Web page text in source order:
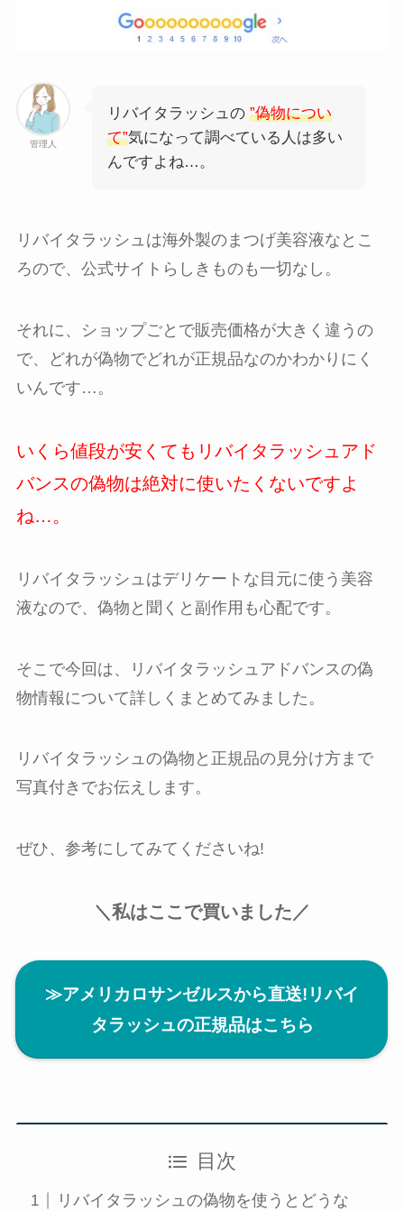
管理人
リバイタラッシュの ”偽物につい
て”気になって調べている人は多い
んですよね…。
リバイタラッシュは海外製のまつげ美容液なとこ
ろので、公式サイトらしきものも一切なし。
それに、ショップごとで販売価格が大きく違うの
で、どれが偽物でどれが正規品なのかわかりにく
いんです…。
いくら値段が安くてもリバイタラッシュアド
バンスの偽物は絶対に使いたくないですよ
ね…。
リバイタラッシュはデリケートな目元に使う美容
液なので、偽物と聞くと副作用も心配です。
そこで今回は、リバイタラッシュアドバンスの偽
物情報について詳しくまとめてみました。
リバイタラッシュの偽物と正規品の見分け方まで
写真付きでお伝えします。
ぜひ、参考にしてみてくださいね!
＼私はここで買いました／
≫アメリカロサンゼルスから直送!リバイ
タラッシュの正規品はこちら
目次
リバイタラッシュの偽物を使うとどうな